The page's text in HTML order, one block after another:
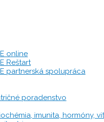
online
Reštart
partnerská spolupráca
poradenstvo
imunita, hormóny,